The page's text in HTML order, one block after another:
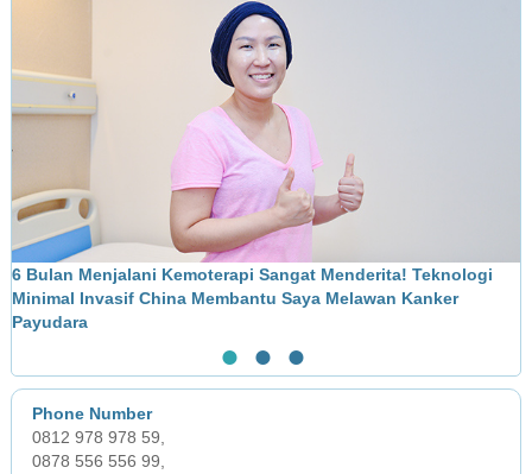
6 Bulan Menjalani Kemoterapi Sangat Menderita! Teknologi
Minimal Invasif China Membantu Saya Melawan Kanker
Payudara
● ● ●
0812 978 978 59,
0878 556 556 99,